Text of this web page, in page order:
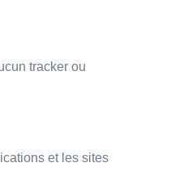
tracker ou
et les sites